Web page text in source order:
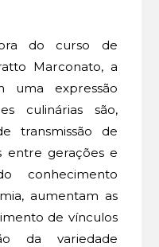
do curso de
Marconato, a
uma expressão
culinárias são,
transmissão de
entre gerações e
conhecimento
aumentam as
de vínculos
da variedade